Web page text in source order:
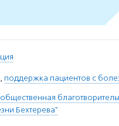
, поддержка пациентов с
Бехтерева"